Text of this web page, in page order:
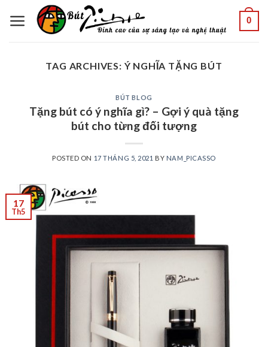
0
TAG ARCHIVES: Ý NGHĨA TẶNG BÚT
BÚT BLOG
Tặng bút có ý nghĩa gì? – Gợi ý quà tặng
bút cho từng đối tượng
POSTED ON 17 THÁNG 5, 2021 BY NAM_PICASSO
17
Th5